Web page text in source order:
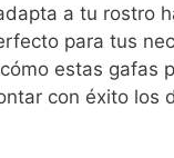
a tu rostro
para tus
estas gafas
con éxito los